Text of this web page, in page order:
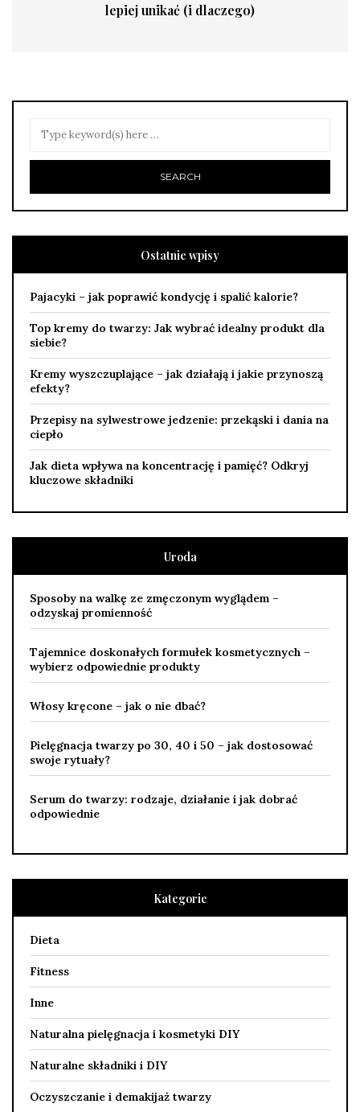
lepiej unikać (i dlaczego)
Ostatnie wpisy
Pajacyki – jak poprawić kondycję i spalić kalorie?
Top kremy do twarzy: Jak wybrać idealny produkt dla
siebie?
Kremy wyszczuplające – jak działają i jakie przynoszą
efekty?
Przepisy na sylwestrowe jedzenie: przekąski i dania na
ciepło
Jak dieta wpływa na koncentrację i pamięć? Odkryj
kluczowe składniki
Uroda
Sposoby na walkę ze zmęczonym wyglądem –
odzyskaj promienność
Tajemnice doskonałych formułek kosmetycznych –
wybierz odpowiednie produkty
Włosy kręcone – jak o nie dbać?
Pielęgnacja twarzy po 30, 40 i 50 – jak dostosować
swoje rytuały?
Serum do twarzy: rodzaje, działanie i jak dobrać
odpowiednie
Kategorie
Dieta
Fitness
Inne
Naturalna pielęgnacja i kosmetyki DIY
Naturalne składniki i DIY
Oczyszczanie i demakijaż twarzy